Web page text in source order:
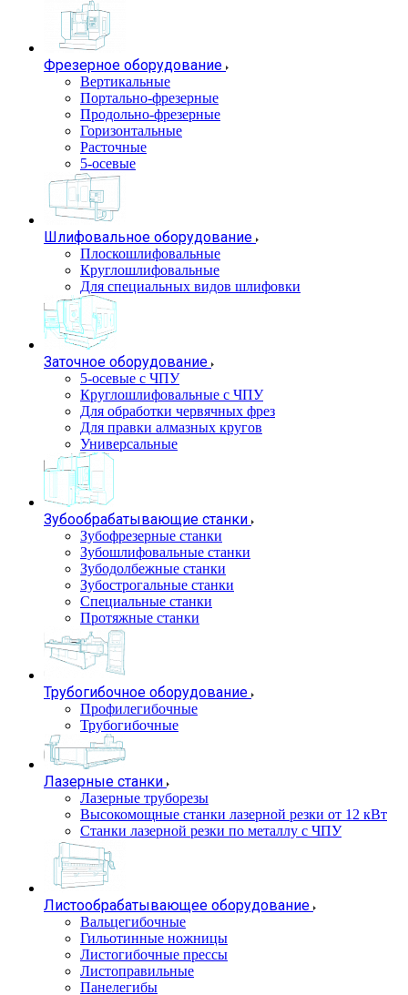
Фрезерное оборудование
Вертикальные
Портально-фрезерные
Продольно-фрезерные
Горизонтальные
Расточные
5-осевые
Шлифовальное оборудование
Плоскошлифовальные
Круглошлифовальные
Для специальных видов шлифовки
Заточное оборудование
5-осевые с ЧПУ
Круглошлифовальные с ЧПУ
Для обработки червячных фрез
Для правки алмазных кругов
Универсальные
Зубообрабатывающие станки
Зубофрезерные станки
Зубошлифовальные станки
Зубодолбежные станки
Зубострогальные станки
Специальные станки
Протяжные станки
Трубогибочное оборудование
Профилегибочные
Трубогибочные
Лазерные станки
Лазерные труборезы
Высокомощные станки лазерной резки от 12 кВт
Станки лазерной резки по металлу с ЧПУ
Листообрабатывающее оборудование
Вальцегибочные
Гильотинные ножницы
Листогибочные прессы
Листоправильные
Панелегибы